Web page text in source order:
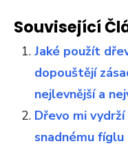
Související
Jaké použít
dopouštějí
nejlevnější a
Dřevo mi
snadnému